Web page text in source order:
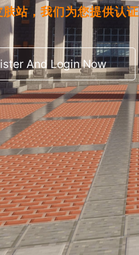
站，我们为您提供认
And Login Now